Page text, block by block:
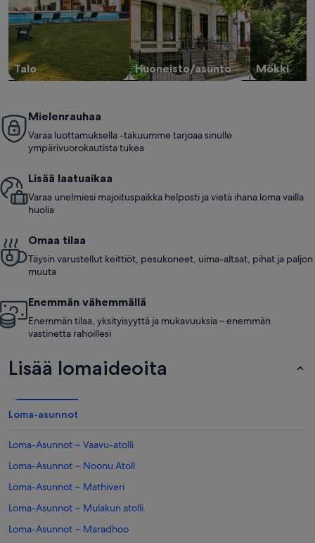
Talo Huoneisto/asunto Mökki
Mielenrauhaa
Varaa luottamuksella -takuumme tarjoaa sinulle
ympärivuorokautista tukea
Lisää laatuaikaa
Varaa unelmiesi majoituspaikka helposti ja vietä ihana loma vailla
huolia
Omaa tilaa
Täysin varustellut keittiöt, pesukoneet, uima-altaat, pihat ja paljon
muuta
Enemmän vähemmällä
Enemmän tilaa, yksityisyyttä ja mukavuuksia – enemmän
vastinetta rahoillesi
Lisää lomaideoita
Loma-asunnot
Loma-Asunnot − Vaavu-atolli
Loma-Asunnot − Noonu Atoll
Loma-Asunnot − Mathiveri
Loma-Asunnot − Mulakun atolli
Loma-Asunnot − Maradhoo